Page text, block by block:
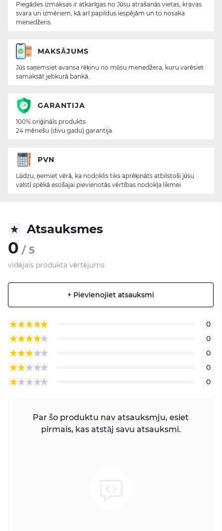
Atsauksmes
0 / 5
vidējais produkta vērtējums
+ Pievienojiet atsauksmi
0
0
0
0
0
Par šo produktu nav atsauksmju, esiet
pirmais, kas atstāj savu atsauksmi.
Piegādes izmaksas ir atkarīgas no Jūsu atrašanās vietas, kravas
svara un izmēriem, kā arī papildus iespējām un to nosaka
menedžeris.
MAKSĀJUMS
Jūs saņemsiet avansa rēķinu no mūsu menedžera, kuru varēsiet
samaksāt jebkurā bankā.
GARANTIJA
100% oriģināls produkts
24 mēnešu (divu gadu) garantija.
PVN
Lūdzu, ņemiet vērā, ka nodoklis tiks aprēķināts atbilstoši jūsu
valstī spēkā esošajai pievienotās vērtības nodokļa likmei.